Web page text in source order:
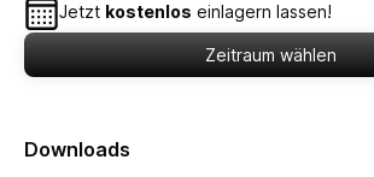
Jetzt kostenlos einlagern lassen!
Zeitraum wählen
Downloads